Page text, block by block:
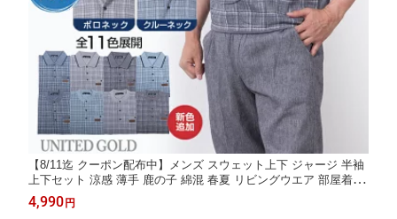
【8/11迄 クーポン配布中】メンズ スウェット上下 ジャージ 半袖
上下セット 涼感 薄手 鹿の子 綿混 春夏 リビングウエア 部屋着 パ
ジャマ ルームウエア 父の日 寝巻 贈り物 ギフト 父の日ギフト ラ
ッピング対応
4,990円